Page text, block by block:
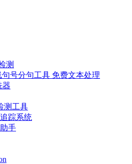
测
号分句工具 免费文本处理
器
测工具
踪系统
手